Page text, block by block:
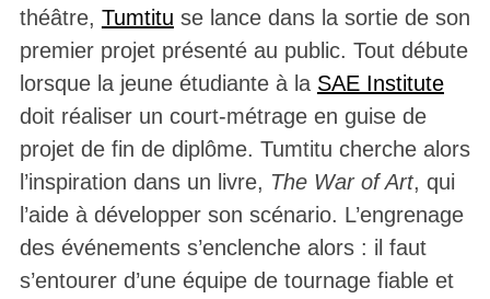
théâtre, Tumtitu se lance dans la sortie de son
premier projet présenté au public. Tout débute
lorsque la jeune étudiante à la SAE Institute
doit réaliser un court-métrage en guise de
projet de fin de diplôme. Tumtitu cherche alors
l’inspiration dans un livre, The War of Art, qui
l’aide à développer son scénario. L’engrenage
des événements s’enclenche alors : il faut
s’entourer d’une équipe de tournage fiable et